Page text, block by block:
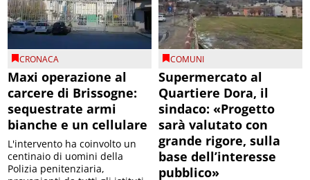
CRONACA
Maxi operazione al
carcere di Brissogne:
sequestrate armi
bianche e un cellulare
L'intervento ha coinvolto un
centinaio di uomini della
Polizia penitenziaria,
COMUNI
Supermercato al
Quartiere Dora, il
sindaco: «Progetto
sarà valutato con
grande rigore, sulla
base dell’interesse
pubblico»